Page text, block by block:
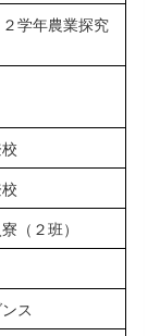
学年農業探究
（２班）
ス